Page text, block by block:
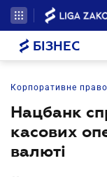
БІЗНЕС
Корпоративне
Нацбанк
касових
валюті